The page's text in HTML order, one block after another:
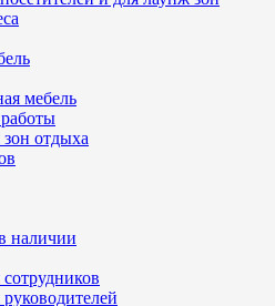
мебель
отдыха
наличии